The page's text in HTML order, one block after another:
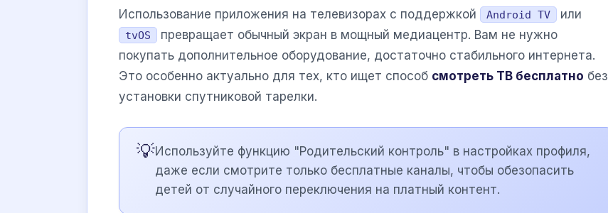
Использование приложения на телевизорах с поддержкой Android TV или
tvOS
превращает обычный экран в мощный медиацентр. Вам не нужно
покупать дополнительное оборудование, достаточно стабильного интернета.
Это особенно актуально для тех, кто ищет способ смотреть ТВ бесплатно без
установки спутниковой тарелки.
💡Используйте функцию "Родительский контроль" в настройках профиля,
даже если смотрите только бесплатные каналы, чтобы обезопасить
детей от случайного переключения на платный контент.